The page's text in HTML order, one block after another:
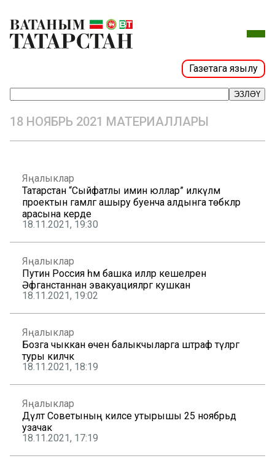
Газетага язылу
ЭЗЛӘҮ
18 НОЯБРЬ 2021 МАТЕРИАЛЛАРЫ
Яңалыклар
Татарстан “Сыйфатлы имин юллар” илкүләм
проектын гамәлгә ашыру буенча алдынга төбәкләр
арасына керде
18.11.2021, 19:30
Яңалыклар
Путин Россия һәм башка илләр кешеләрен
Әфганстаннан эвакуацияләргә кушкан
18.11.2021, 19:02
Яңалыклар
Бозга чыккан өчен балыкчыларга штраф түләргә
туры киләчәк
18.11.2021, 18:19
Яңалыклар
Дәүләт Советының киләсе утырышы 25 ноябрьдә
узачак
18.11.2021, 17:19